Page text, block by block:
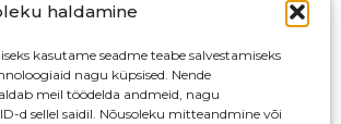
haldamine
kasutame seadme teabe salvestamiseks
nagu küpsised. Nende
meil töödelda andmeid, nagu
d sellel saidil. Nõusoleku mitteandmine või